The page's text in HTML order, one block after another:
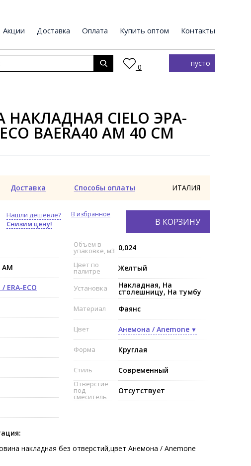
Акции Доставка Оплата Купить оптом Контакты
0 пусто
CIELO ЭРА-
BAERA40 AM 40 СМ
Доставка Способы оплаты ИТАЛИЯ
Нашли дешевле?
Снизим цену!
В избранное
В КОРЗИНУ
AM
ERA-ECO
Объем в
упаковке, м3 0,024
Цвет по
палитре Желтый
Установка Накладная, На
столешницу, На тумбу
Материал Фаянс
Цвет Анемона / Anemone
Форма Круглая
Стиль Современный
Отверстие
под
смеситель
Отсутствует
накладная без отверстий,цвет Анемона / Anemone